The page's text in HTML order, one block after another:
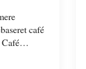
café
Café